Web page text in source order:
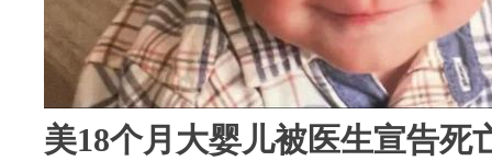
美18个月大婴儿被医生宣告死